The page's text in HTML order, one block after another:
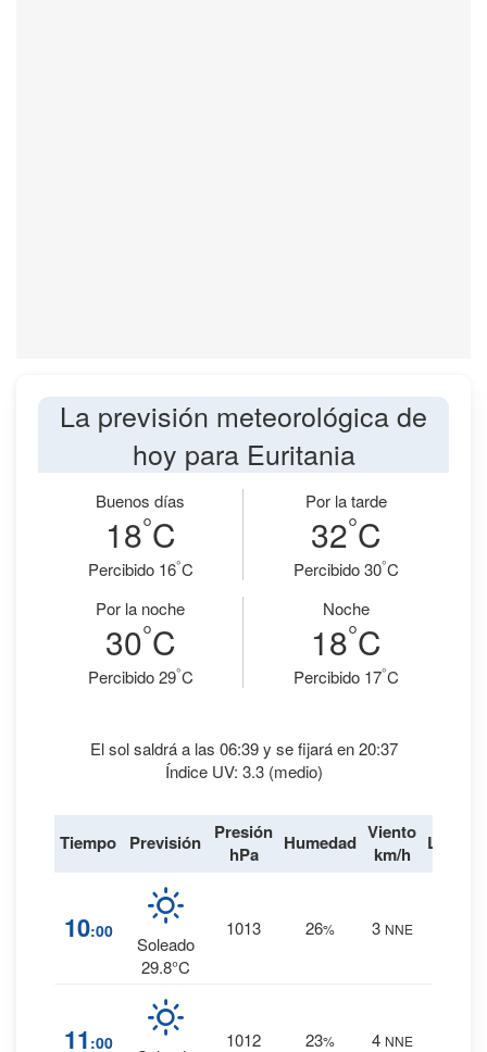
La previsión meteorológica de
hoy para Euritania
Buenos días
18°C
Percibido 16°C
Por la tarde
32°C
Percibido 30°C
Por la noche
30°C
Percibido 29°C
Noche
18°C
Percibido 17°C
El sol saldrá a las 06:39 y se fijará en 20:37
Índice UV: 3.3 (medio)
Tiempo Previsión Presión
hPa
Humedad Viento
km/h
Lluvia
10:00
Soleado
29.8°C
1013 26% 3 NNE
11 :00 1012 23% 4 NNE